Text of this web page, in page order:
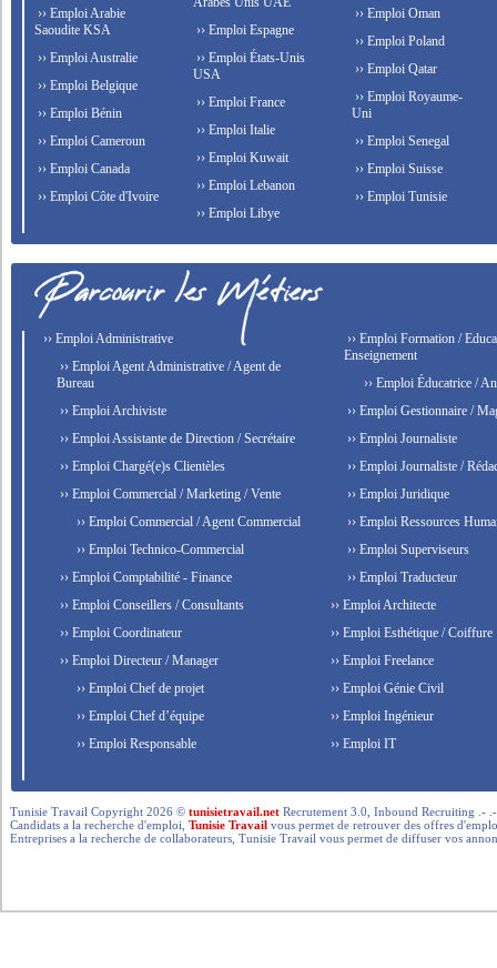
›› Emploi Arabie
Saoudite KSA
›› Emploi Australie
›› Emploi Belgique
›› Emploi Bénin
›› Emploi Cameroun
›› Emploi Canada
›› Emploi Côte d'Ivoire
›› Emploi Espagne
›› Emploi États-Unis
USA
›› Emploi France
›› Emploi Italie
›› Emploi Kuwait
›› Emploi Lebanon
›› Emploi Libye
›› Emploi Oman
›› Emploi Poland
›› Emploi Qatar
›› Emploi Royaume-
Uni
›› Emploi Senegal
›› Emploi Suisse
›› Emploi Tunisie
›› Emploi Administrative
›› Emploi Agent Administrative / Agent de
Bureau
›› Emploi Archiviste
›› Emploi Assistante de Direction / Secrétaire
›› Emploi Chargé(e)s Clientèles
›› Emploi Commercial / Marketing / Vente
›› Emploi Commercial / Agent Commercial
›› Emploi Technico-Commercial
›› Emploi Comptabilité - Finance
›› Emploi Conseillers / Consultants
›› Emploi Coordinateur
›› Emploi Directeur / Manager
›› Emploi Chef de projet
›› Emploi Chef d’équipe
›› Emploi Responsable
›› Emploi Formation /
Enseignement
›› Emploi Éducatrice /
›› Emploi Gestionnaire /
›› Emploi Journaliste
›› Emploi Journaliste /
›› Emploi Juridique
›› Emploi Ressources
›› Emploi Superviseurs
›› Emploi Traducteur
›› Emploi Architecte
›› Emploi Esthétique / Coiffure
›› Emploi Freelance
›› Emploi Génie Civil
›› Emploi Ingénieur
›› Emploi IT
Tunisie Travail Copyright 2026 ©tunisietravail.net Recrutement 3.0, Inbound Recruiting .-
Candidats a la recherche d'emploi,Tunisie Travail vous permet de retrouver des offres
Entreprises a la recherche de collaborateurs, Tunisie Travail vous permet de diffuser vos